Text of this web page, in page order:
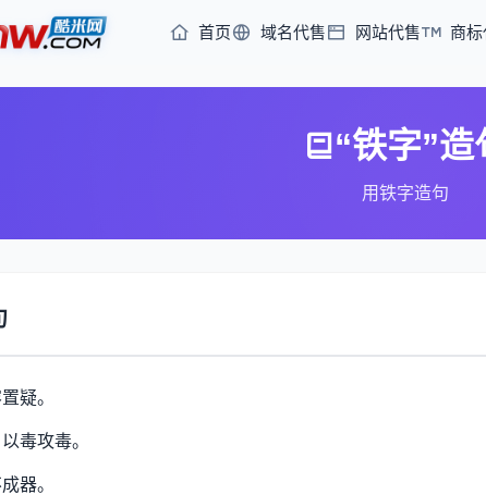
首页 域名代售 网站代售 商
“铁字”造
用铁字造句
疑。
毒攻毒。
器。